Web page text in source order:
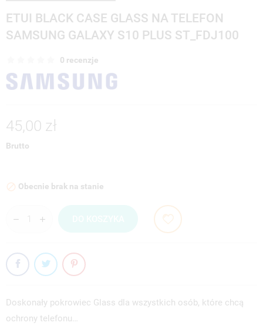
ETUI BLACK CASE GLASS NA TELEFON
SAMSUNG GALAXY S10 PLUS ST_FDJ100
0 recenzje
45,00 zł
Brutto
 Obecnie brak na stanie
Doskonały pokrowiec Glass dla wszystkich osób, które chcą
ochrony telefonu…